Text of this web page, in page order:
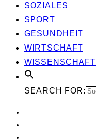
SOZIA­LES
SPORT
GESUND­HEIT
WIRT­SCHAFT
WIS­SEN­SCHAFT
SEARCH FOR: